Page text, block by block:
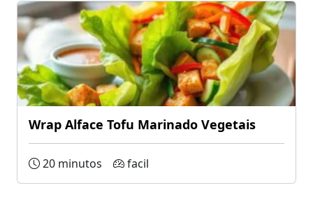
Wrap Alface Tofu Marinado Vegetais
20 minutos facil